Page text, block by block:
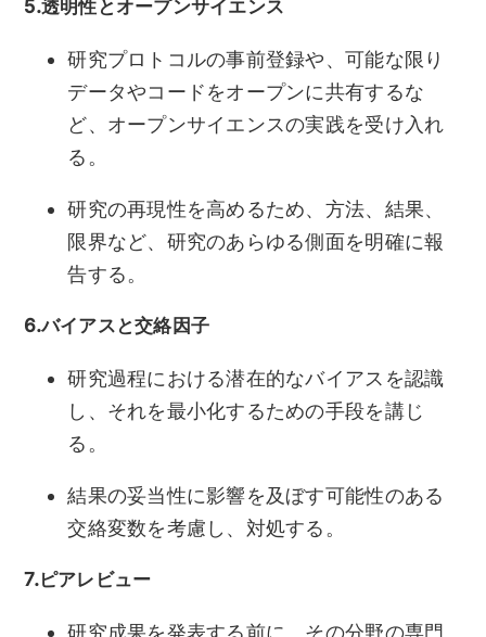
5.透明性とオープンサイエンス
研究プロトコルの事前登録や、可能な限り
データやコードをオープンに共有するな
ど、オープンサイエンスの実践を受け入れ
る。
研究の再現性を高めるため、方法、結果、
限界など、研究のあらゆる側面を明確に報
告する。
6.バイアスと交絡因子
研究過程における潜在的なバイアスを認識
し、それを最小化するための手段を講じ
る。
結果の妥当性に影響を及ぼす可能性のある
交絡変数を考慮し、対処する。
7.ピアレビュー